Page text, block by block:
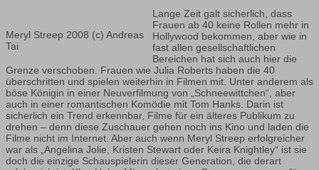
Meryl Streep 2008 (c) Andreas
Tai
Lange Zeit galt sicherlich, dass
Frauen ab 40 keine Rollen mehr in
Hollywood bekommen, aber wie in
fast allen gesellschaftlichen
Bereichen hat sich auch hier die
Grenze verschoben. Frauen wie Julia Roberts haben die 40
überschritten und spielen weiterhin in Filmen mit. Unter anderem als
böse Königin in einer Neuverfilmung von „Schneewittchen“, aber
auch in einer romantischen Komödie mit Tom Hanks. Darin ist
sicherlich ein Trend erkennbar, Filme für ein älteres Publikum zu
drehen – denn diese Zuschauer gehen noch ins Kino und laden die
Filme nicht im Internet. Aber auch wenn Meryl Streep erfolgreicher
war als „Angelina Jolie, Kristen Stewart oder Keira Knightley“ ist sie
doch die einzige Schauspielerin dieser Generation, die derart